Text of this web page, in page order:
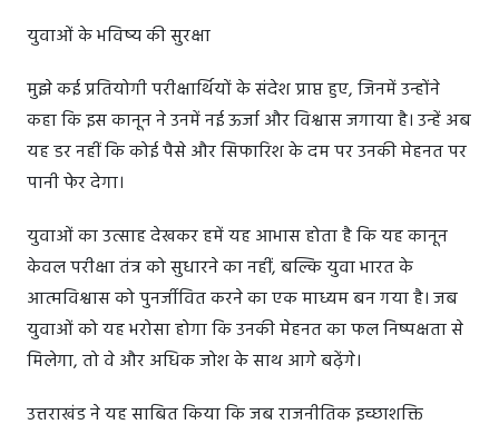
युवाओं के भविष्य की सुरक्षा
मुझे कई प्रतियोगी परीक्षार्थियों के संदेश प्राप्त हुए, जिनमें उन्होंने
कहा कि इस कानून ने उनमें नई ऊर्जा और विश्वास जगाया है। उन्हें अब
यह डर नहीं कि कोई पैसे और सिफारिश के दम पर उनकी मेहनत पर
पानी फेर देगा।
युवाओं का उत्साह देखकर हमें यह आभास होता है कि यह कानून
केवल परीक्षा तंत्र को सुधारने का नहीं, बल्कि युवा भारत के
आत्मविश्वास को पुनर्जीवित करने का एक माध्यम बन गया है। जब
युवाओं को यह भरोसा होगा कि उनकी मेहनत का फल निष्पक्षता से
मिलेगा, तो वे और अधिक जोश के साथ आगे बढ़ेंगे।
उत्तराखंड ने यह साबित किया कि जब राजनीतिक इच्छाशक्ति